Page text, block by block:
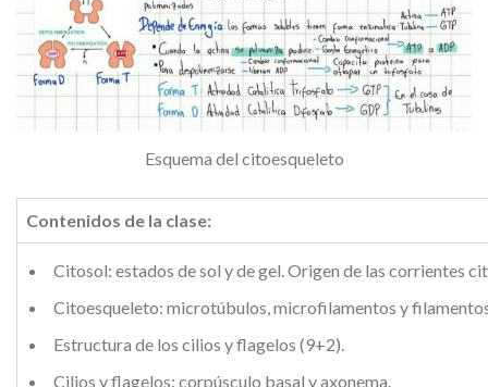
Esquema del citoesqueleto
Contenidos de la clase:
Citosol: estados de sol y de gel. Origen de las corrientes
Citoesqueleto: microtúbulos, microfilamentos y
Estructura de los cilios y flagelos (9+2).
Cilios y flagelos: corpúsculo basal y axonema.